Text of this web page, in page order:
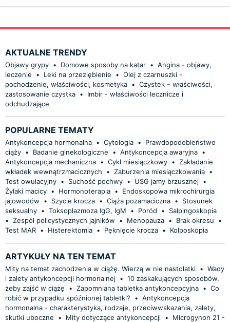
AKTUALNE TRENDY
Objawy grypy • Domowe sposoby na katar • Angina - objawy,
leczenie
• Leki na przeziębienie • Olej z czarnuszki -
pochodzenie, właściwości, kosmetyka • Czystek – właściwości,
zastosowanie czystka •
Imbir - właściwości lecznicze i
odchudzające
POPULARNE TEMATY
Antykoncepcja hormonalna • Cytologia •
Prawdopodobieństwo
ciąży • Badanie ginekologiczne • Antykoncepcja awaryjna •
Antykoncepcja mechaniczna • Cykl miesiączkowy • Zakładanie
wkładek wewnątrzmacicznych
• Zaburzenia miesiączkowania •
Test owulacyjny • Suchość pochwy • USG jamy brzusznej •
Żylaki macicy • Hormonoterapia •
Endoskopowa mikrochirurgia
jajowodów
• Szycie krocza • Ciąża pozamaciczna •
Stosunek
seksualny • Toksoplazmoza IgG, IgM • Poród •
Salpingoskopia
• Zespół policystycznych jajników • Menopauza • Brak okresu
•
Test MAR • Histerektomia • Pęknięcie krocza • Kolposkopia
ARTYKUŁY NA TEN TEMAT
Mity na temat zachodzenia w ciążę. Wierzą w nie nastolatki • Wady
i zalety antykoncepcji hormonalnej • 10 zaskakujących sposobów,
żeby zajść w ciążę
• Zapomniana tabletka antykoncepcyjna • Co
robić w przypadku spóźnionej tabletki?
• Antykoncepcja
hormonalna - charakterystyka, rodzaje, przeciwwskazania, zalety,
skutki uboczne
• Mity dotyczące antykoncepcji •
Microgynon 21 -